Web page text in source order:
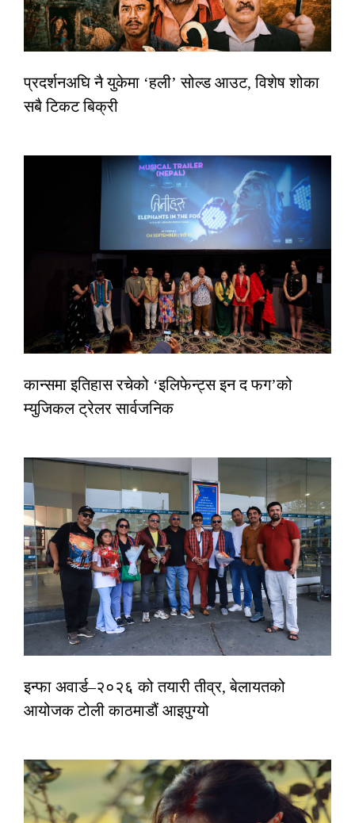
प्रदर्शनअघि नै युकेमा ‘हली’ सोल्ड आउट, विशेष शोका
सबै टिकट बिक्री
कान्समा इतिहास रचेको ‘इलिफेन्ट्स इन द फग’को
म्युजिकल ट्रेलर सार्वजनिक
इन्फा अवार्ड–२०२६ को तयारी तीव्र, बेलायतको
आयोजक टोली काठमाडौं आइपुग्यो